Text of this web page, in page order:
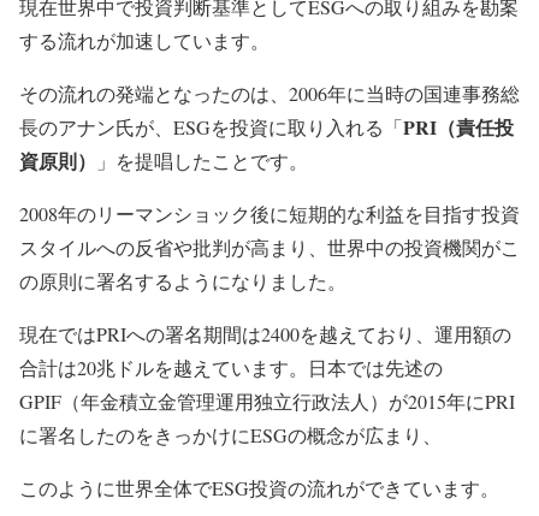
現在世界中で投資判断基準としてESGへの取り組みを勘案
する流れが加速しています。
その流れの発端となったのは、2006年に当時の国連事務総
長のアナン氏が、ESGを投資に取り入れる「PRI（責任投
資原則）
」を提唱したことです。
2008年のリーマンショック後に短期的な利益を目指す投資
スタイルへの反省や批判が高まり、世界中の投資機関がこ
の原則に署名するようになりました。
現在ではPRIへの署名期間は2400を越えており、運用額の
合計は20兆ドルを越えています。日本では先述の
GPIF（年金積立金管理運用独立行政法人）が2015年にPRI
に署名したのをきっかけにESGの概念が広まり、
このように世界全体でESG投資の流れができています。